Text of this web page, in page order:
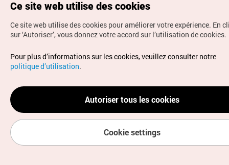
Droits d’auteur (c) Office National du Tourisme en Corée.
Tous droits réservés.
Pour les rapports d'erreurs et demandes de renseignements,
adressez vos demandes à
info.ontc@gmail.com
Ce site web utilise des cookies
Ce site web utilise des cookies pour améliorer votre expérience. En
sur ‘Autoriser’, vous donnez votre accord sur l’utilisation de cookies.
Pour plus d’informations sur les cookies, veuillez consulter notre
politique d’utilisation.
Autoriser tous les cookies
Cookie settings